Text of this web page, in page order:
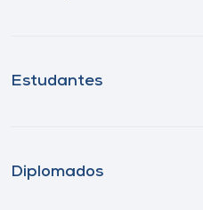
Estudantes
Diplomados